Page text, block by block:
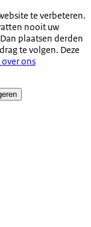
te verbeteren.
nooit uw
plaatsen derden
te volgen. Deze
over ons